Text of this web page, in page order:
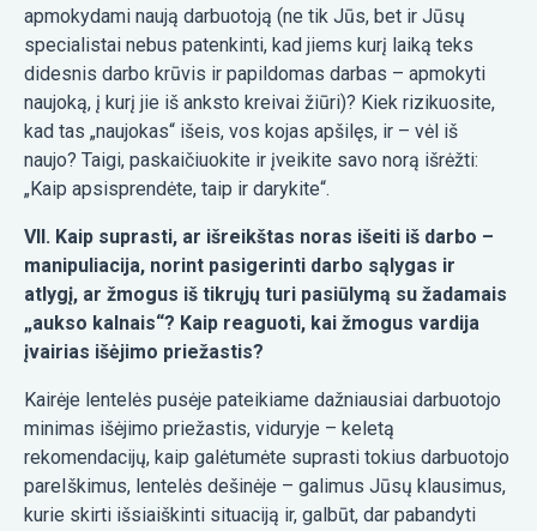
apmokydami naują darbuotoją (ne tik Jūs, bet ir Jūsų
specialistai nebus patenkinti, kad jiems kurį laiką teks
didesnis darbo krūvis ir papildomas darbas – apmokyti
naujoką, į kurį jie iš anksto kreivai žiūri)? Kiek rizikuosite,
kad tas „naujokas“ išeis, vos kojas apšilęs, ir – vėl iš
naujo? Taigi, paskaičiuokite ir įveikite savo norą išrėžti:
„Kaip apsisprendėte, taip ir darykite“.
VII. Kaip suprasti, ar išreikštas noras išeiti iš darbo –
manipuliacija, norint pasigerinti darbo sąlygas ir
atlygį, ar žmogus iš tikrųjų turi pasiūlymą su žadamais
„aukso kalnais“? Kaip reaguoti, kai žmogus vardija
įvairias išėjimo priežastis?
Kairėje lentelės pusėje pateikiame dažniausiai darbuotojo
minimas išėjimo priežastis, viduryje – keletą
rekomendacijų, kaip galėtumėte suprasti tokius darbuotojo
pareIškimus, lentelės dešinėje – galimus Jūsų klausimus,
kurie skirti išsiaiškinti situaciją ir, galbūt, dar pabandyti